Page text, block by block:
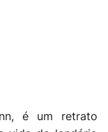
é um retrato